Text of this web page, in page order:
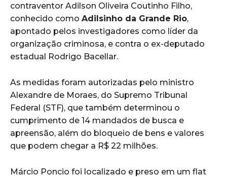
contraventor Adilson Oliveira Coutinho Filho,
conhecido como Adilsinho da Grande Rio,
apontado pelos investigadores como líder da
organização criminosa, e contra o ex-deputado
estadual Rodrigo Bacellar.
As medidas foram autorizadas pelo ministro
Alexandre de Moraes, do Supremo Tribunal
Federal (STF), que também determinou o
cumprimento de 14 mandados de busca e
apreensão, além do bloqueio de bens e valores
que podem chegar a R$ 22 milhões.
Márcio Poncio foi localizado e preso em um flat